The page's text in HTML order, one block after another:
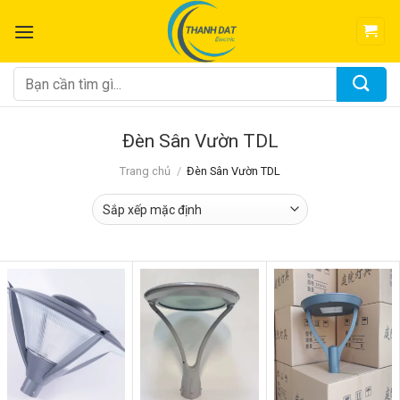
đến
dung
Tìm
kiếm:
Đèn Sân Vườn TDL
Trang chủ / Đèn Sân Vườn TDL